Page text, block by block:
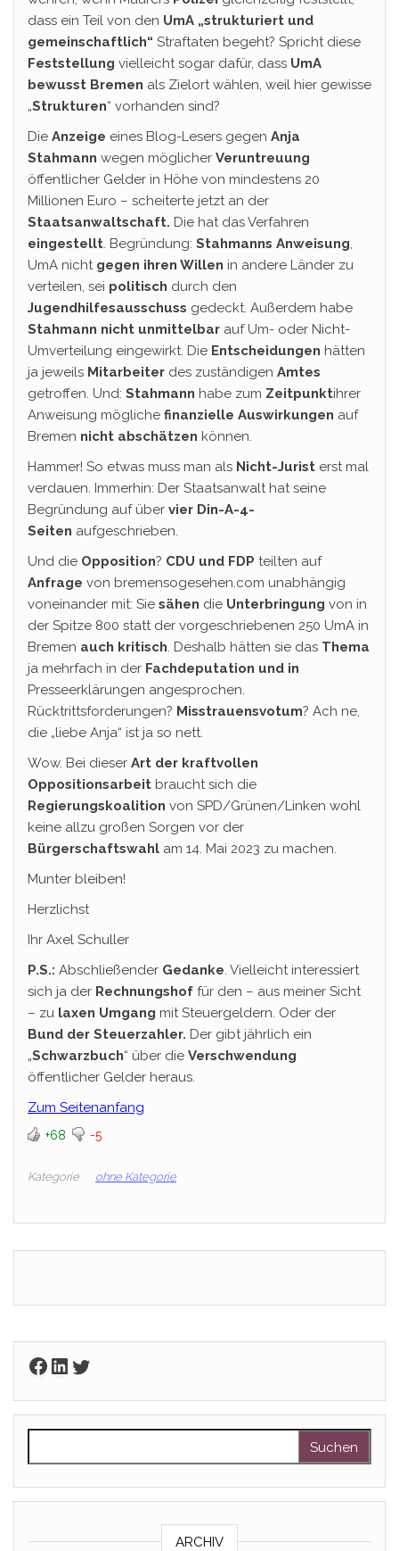
dass ein Teil von den UmA „strukturiert und
gemeinschaftlich“ Straftaten begeht? Spricht diese
Feststellung vielleicht sogar dafür, dass UmA
bewusst Bremen als Zielort wählen, weil hier gewisse
„Strukturen“ vorhanden sind?
Die Anzeige eines Blog-Lesers gegen Anja
Stahmann wegen möglicher Veruntreuung
öffentlicher Gelder in Höhe von mindestens 20
Millionen Euro – scheiterte jetzt an der
Staatsanwaltschaft. Die hat das Verfahren
eingestellt. Begründung: Stahmanns Anweisung,
UmA nicht gegen ihren Willen in andere Länder zu
verteilen, sei politisch durch den
Jugendhilfesausschuss gedeckt. Außerdem habe
Stahmann nicht unmittelbar auf Um- oder Nicht-
Umverteilung eingewirkt. Die Entscheidungen hätten
ja jeweils Mitarbeiter des zuständigen Amtes
getroffen. Und: Stahmann habe zum Zeitpunktihrer
Anweisung mögliche finanzielle Auswirkungen auf
Bremen nicht abschätzen können.
Hammer! So etwas muss man als Nicht-Jurist erst mal
verdauen. Immerhin: Der Staatsanwalt hat seine
Begründung auf über vier Din-A-4-
Seiten aufgeschrieben.
Und die Opposition? CDU und FDP teilten auf
Anfrage von bremensogesehen.com unabhängig
voneinander mit: Sie sähen die Unterbringung von in
der Spitze 800 statt der vorgeschriebenen 250 UmA in
Bremen auch kritisch. Deshalb hätten sie das Thema
ja mehrfach in der Fachdeputation und in
Presseerklärungen angesprochen.
Rücktrittsforderungen? Misstrauensvotum? Ach ne,
die „liebe Anja“ ist ja so nett.
Wow. Bei dieser Art der kraftvollen
Oppositionsarbeit braucht sich die
Regierungskoalition von SPD/Grünen/Linken wohl
keine allzu großen Sorgen vor der
Bürgerschaftswahl am 14. Mai 2023 zu machen.
Munter bleiben!
Herzlichst
Ihr Axel Schuller
P.S.: Abschließender Gedanke. Vielleicht interessiert
sich ja der Rechnungshof für den – aus meiner Sicht
– zu laxen Umgang mit Steuergeldern. Oder der
Bund der Steuerzahler. Der gibt jährlich ein
„Schwarzbuch“ über die Verschwendung
öffentlicher Gelder heraus.
Zum Seitenanfang
+68 -5
Kategorie ohne Kategorie
Facebook
LinkedIn
Twitter
ARCHIV